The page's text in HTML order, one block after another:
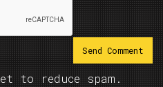
to reduce spam.